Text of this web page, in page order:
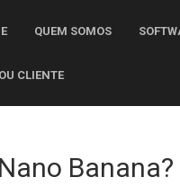
QUEM SOMOS
CLIENTE